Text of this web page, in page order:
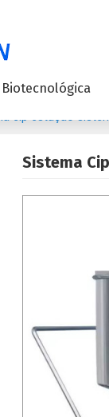
cip estação
Sistema